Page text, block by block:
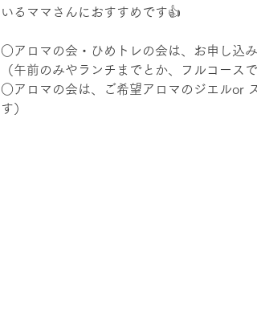
いるママさんにおすすめです👍
○﻿アロマの会・ひめトレの会は、お申し込
（午前のみやランチまでとか、フルコース
○アロマの会は、ご希望アロマのジエルor
す）